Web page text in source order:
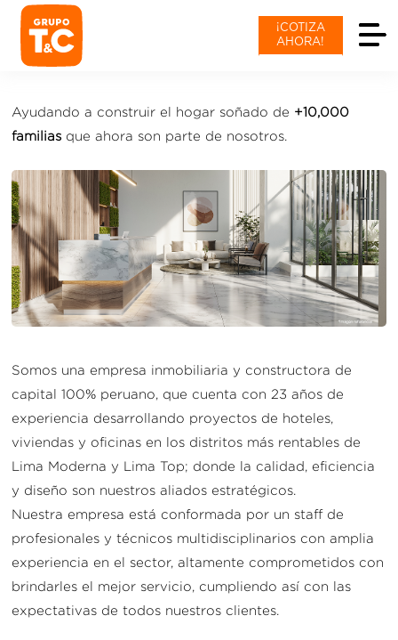
¡COTIZA
AHORA!
Ayudando a construir el hogar soñado de +10,000
familias que ahora son parte de nosotros.
Somos una empresa inmobiliaria y constructora de
capital 100% peruano, que cuenta con 23 años de
experiencia desarrollando proyectos de hoteles,
viviendas y oficinas en los distritos más rentables de
Lima Moderna y Lima Top; donde la calidad, eficiencia
y diseño son nuestros aliados estratégicos.
Nuestra empresa está conformada por un staff de
profesionales y técnicos multidisciplinarios con amplia
experiencia en el sector, altamente comprometidos con
brindarles el mejor servicio, cumpliendo así con las
expectativas de todos nuestros clientes.